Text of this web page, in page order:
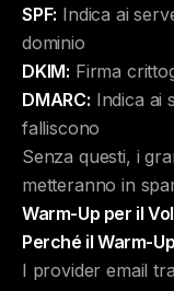
SPF: Indica ai
dominio
DKIM: Firma
DMARC: Indica ai
falliscono
Senza questi, i
metteranno in
Warm-Up per il
Perché il Warm-
I provider email